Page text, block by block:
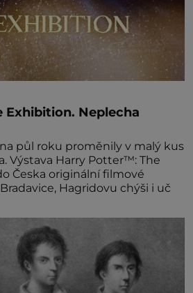
Exhibition. Neplecha
půl roku proměnily v malý kus
Výstava Harry Potter™: The
Česka originální filmové
Hagridovu chýši i uč